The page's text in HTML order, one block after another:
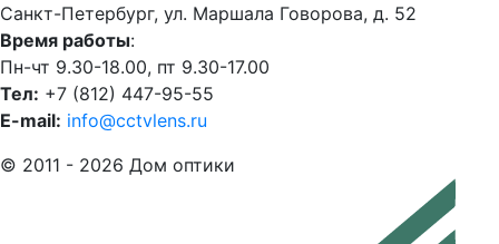
Санкт-Петербург, ул. Маршала Говорова, д. 52
Время работы:
Пн-чт 9.30-18.00, пт 9.30-17.00
Тел: +7 (812) 447-95-55
E-mail: info@cctvlens.ru
© 2011 - 2026 Дом оптики